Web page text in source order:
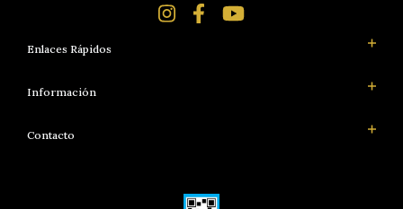
Enlaces Rápidos
Información
Contacto